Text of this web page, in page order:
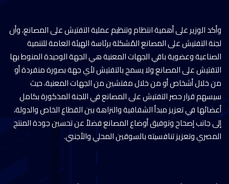
وأكد الوزير على أهمية انتظام وتنظيم عملية التفتيش على المصانع، وأن
لجنة التفتيش على المصانع المُشكلة برئاسة الهيئة العامة للتنمية
الصناعية وعضوية باقي الجهات المعنية هي الجهة الوحيدة المنوط بها
التفتيش على المصانع ولا يسمح بالتفتيش لأي جهة بصورة منفردة أو
من خلال أشخاص أو من خلال مفتشين من الجهات المعنية، حيث
سيسهم قرار حصر التفتيش على المصانع في اللجنة المذكورة بكامل
أعضائها في تعزيز مبدأ الشفافية والنزاهة بين القطاع الخاص والدولة،
إلى جانب إصحاح وتوفيق أوضاع المصانع فضلاً عن تحسين جودة المنتج
المصري وتعزيز تنافسيته بالسوقين المحلي والأجنبي.